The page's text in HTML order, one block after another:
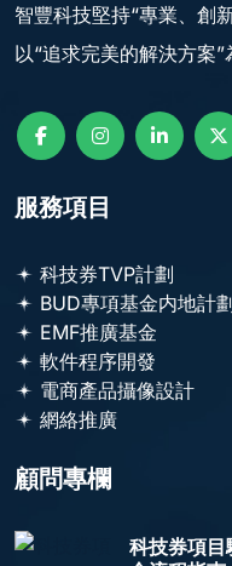
智豐科技堅持“專業、創
以“追求完美的解決方案
服務項目
科技券TVP計劃
BUD專項基金内地計
EMF推廣基金
軟件程序開發
電商產品攝像設計
網絡推廣
顧問專欄
科技券項